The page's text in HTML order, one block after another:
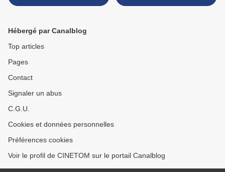
CINEMA AMERICAINl >
Hébergé par Canalblog
Top articles
Pages
Contact
Signaler un abus
C.G.U.
Cookies et données personnelles
Préférences cookies
Voir le profil de CINETOM sur le portail Canalblog